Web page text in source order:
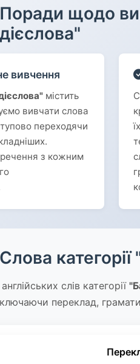
Поради щодо
дієслова"
вивчення
містить
вивчати слова
переходячи
з кожним
Слова категорії
слів категорії
переклад,